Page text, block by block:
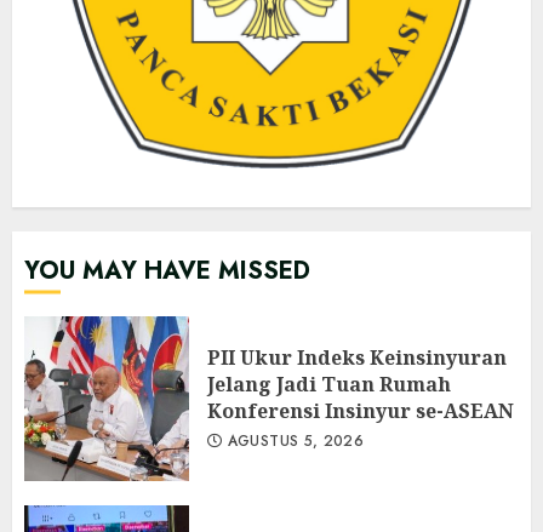
YOU MAY HAVE MISSED
PII Ukur Indeks Keinsinyuran
Jelang Jadi Tuan Rumah
Konferensi Insinyur se-ASEAN
AGUSTUS 5, 2026